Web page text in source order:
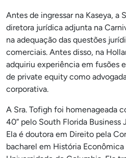
Antes de ingressar na Kaseya, a
diretora jurídica adjunta na
na adequação das questões
comerciais. Antes disso, na
adquiriu experiência em fusões
de private equity como
corporativa.
A Sra. Tofigh foi homenageada
40” pelo South Florida Business
Ela é doutora em Direito pela
bacharel em História